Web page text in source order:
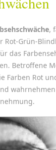
,
Rot-Grün-
das
Betroffene
Farben Rot